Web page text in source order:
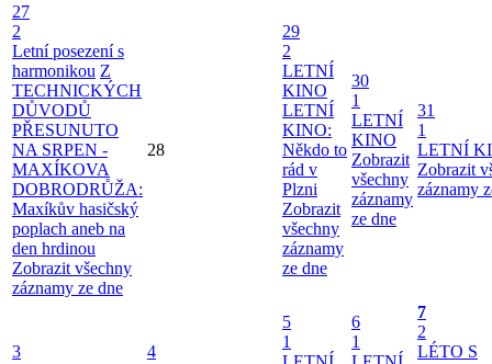
27
2
Letní posezení s
harmonikou Z
TECHNICKÝCH
DŮVODŮ
PŘESUNUTO
NA SRPEN -
MAXÍKOVA
DOBRODRŮŽA:
Maxíkův hasičský
poplach aneb na
den hrdinou
Zobrazit všechny
záznamy ze dne
28
29
2
LETNÍ
KINO
LETNÍ
KINO:
Někdo to
rád v
Plzni
Zobrazit
všechny
záznamy
ze dne
30
1
LETNÍ
KINO
Zobrazit
všechny
záznamy
ze dne
31
1
LETNÍ
Zobrazit
záznamy
3
4
5
1
6
1
7
2
LÉTO S